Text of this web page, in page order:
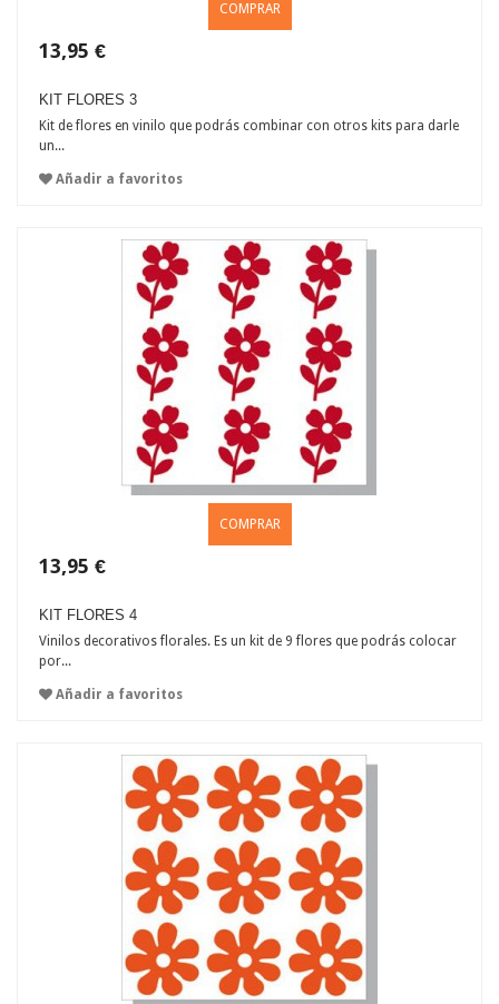
COMPRAR
13,95 €
KIT FLORES 3
Kit de flores en vinilo que podrás combinar con otros kits para darle
un...
Añadir a favoritos
COMPRAR
13,95 €
KIT FLORES 4
Vinilos decorativos florales. Es un kit de 9 flores que podrás colocar
por...
Añadir a favoritos